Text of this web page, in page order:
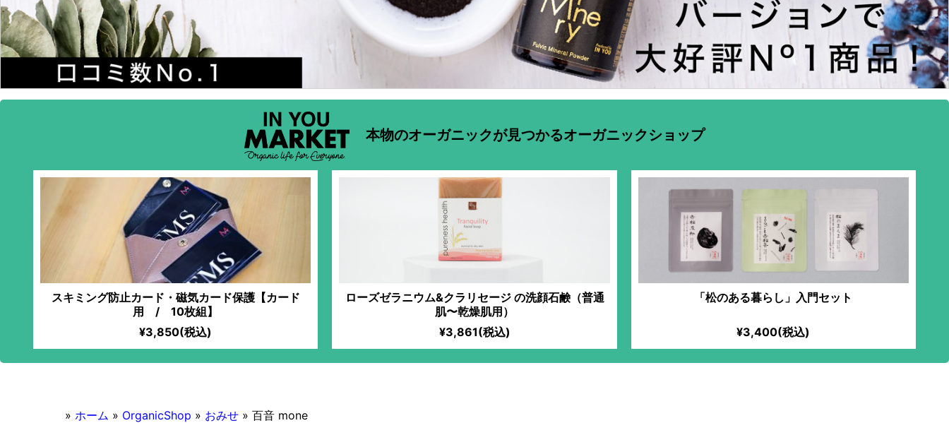
本物のオーガニックが見つかるオーガニックショップ
スキミング防止カード・磁気カード保護【カード
用 / 10枚組】
¥3,850(税込)
ローズゼラニウム&クラリセージ の洗顔石鹸（普通
肌〜乾燥肌用）
¥3,861(税込)
「松のある暮らし」入門セット
¥3,400(税込)
» ホーム » OrganicShop » おみせ » 百音 mone